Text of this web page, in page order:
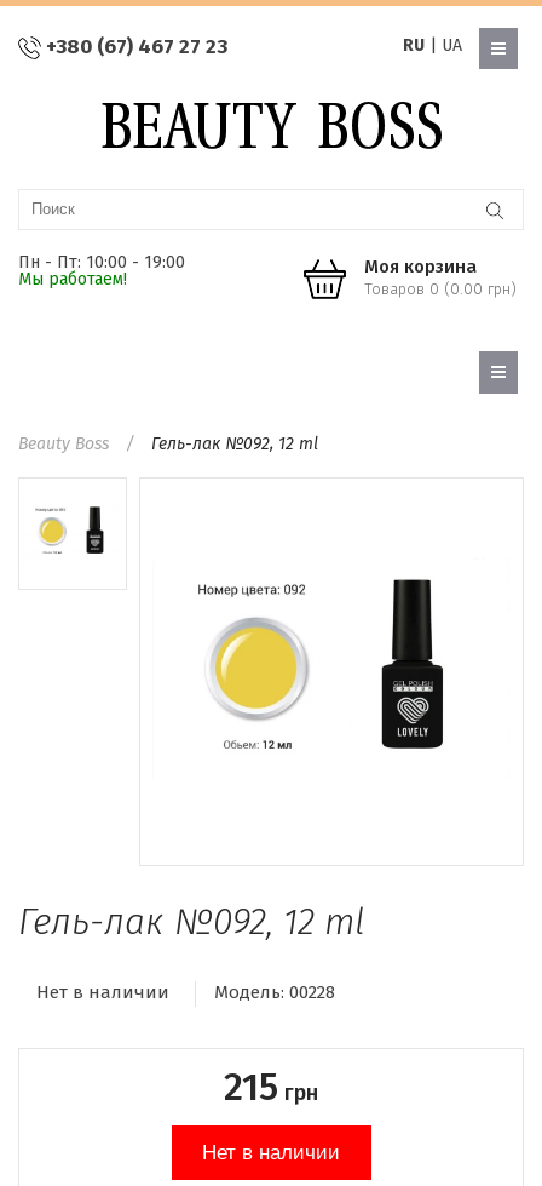
+380 (67) 467 27 23 RU| UA
Пн - Пт: 10:00 - 19:00
Мы работаем!
Моя корзина
Товаров 0 (0.00 грн)
Beauty Boss Гель-лак №092, 12 ml
Гель-лак №092, 12 ml
Нет в наличии Модель: 00228
215 грн
Нет в наличии